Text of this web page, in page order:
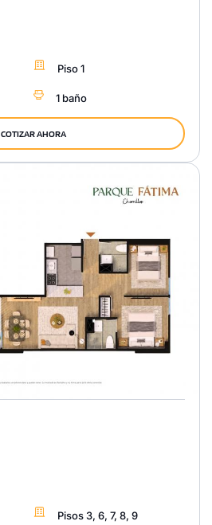
Piso 1
1 baño
COTIZAR AHORA
Pisos 3, 6, 7, 8, 9